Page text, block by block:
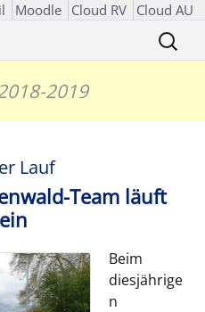
Moodle Cloud RV Cloud AU
Suchen
nach:
2019
Lauf
Team läuft
Beim
diesjährige
n